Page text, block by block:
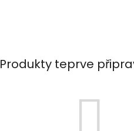
Produkty teprve